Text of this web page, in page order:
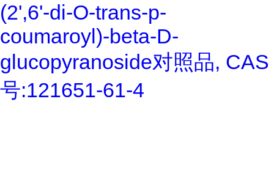
(2',6'-di-O-trans-p-
coumaroyl)-beta-D-
glucopyranoside对照品, CAS
号:121651-61-4